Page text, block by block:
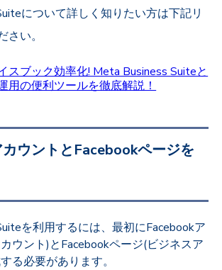
について詳しく知りたい方は下記リ
さい。
スブック効率化! Meta Business Suiteと
用の便利ツールを徹底解説！
ウントとFacebookページを
を利用するには、最初にFacebookア
ウント)とFacebookページ(ビジネスア
る必要があります。